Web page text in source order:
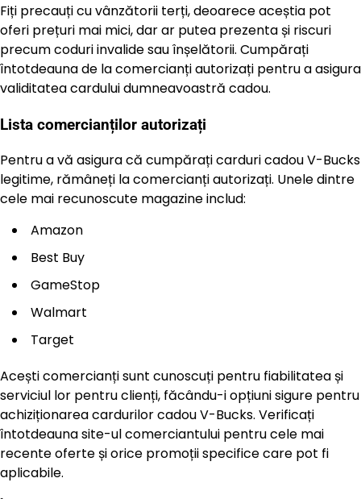
Fiți precauți cu vânzătorii terți, deoarece aceștia pot
oferi prețuri mai mici, dar ar putea prezenta și riscuri
precum coduri invalide sau înșelătorii. Cumpărați
întotdeauna de la comercianți autorizați pentru a asigura
validitatea cardului dumneavoastră cadou.
Lista comercianților autorizați
Pentru a vă asigura că cumpărați carduri cadou V-Bucks
legitime, rămâneți la comercianți autorizați. Unele dintre
cele mai recunoscute magazine includ:
Amazon
Best Buy
GameStop
Walmart
Target
Acești comercianți sunt cunoscuți pentru fiabilitatea și
serviciul lor pentru clienți, făcându-i opțiuni sigure pentru
achiziționarea cardurilor cadou V-Bucks. Verificați
întotdeauna site-ul comerciantului pentru cele mai
recente oferte și orice promoții specifice care pot fi
aplicabile.